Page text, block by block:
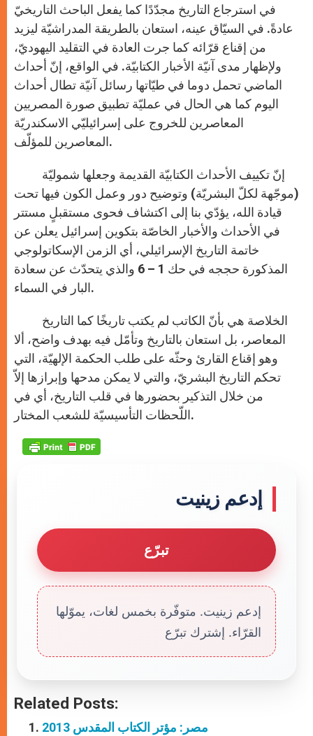
في استرجاع التاريخ مجدّدًا كما يفعل الباحث التاريخيّ
عادةً. في السيّاق عينه، استعان بالطريقة المدراشيّة ليزيد
من إقناع قرّائه كما جرت العادة في التقليد اليهوديّ،
ولإظهار مدى آنيّة الأخبار الكتابيّة. في الواقع، إنّ أحداث
الماضي تحمل دوما في طيّاتها رسائل آنيّة تطال أحداث
اليوم كما هي الحال في عمليّة تطبيق صورة المصريين
المعاصرين للخروج على إسرائيليّي الاسكندريّة
المعاصرين للمؤلّف.
(موجّهة لكلّ البشريّة) وتوضيح دور وعمل الكون فيها تحت
قيادة الله، يؤدّي بنا إلى اكتشاف فحوى مستقبلٍ مستتر
في الأحداث والأخبار الخاصّة بتكوين إسرائيل يعلن عن
خاتمة التاريخ الإسرائيلي، أي الزمن الإسكاتولوجي
المذكورة حججه في حك 1 – 6 والذي يتحدّث عن سعادة
البار في السماء.
المعاصر، بل استعان بالتاريخ وتأمّل فيه بهدف واضح، ألا
وهو إقناع القارئ وحثّه على طلب الحكمة الإلهيّة، التي
تحكم التاريخ البشريّ، والتي لا يمكن مدحها وإبرازها إلاّ
من خلال التذكير بحضورها في قلب التاريخ، أي في
اللّحظات التأسيسيّة للشعب المختار.
إدعم زينيت
تبرّع
إدعم زينيت. متوفّرة بخمس لغات، يموّلها
القرّاء. إشترك تبرّع
Related Posts:
مصر: مؤتر الكتاب المقدس 2013